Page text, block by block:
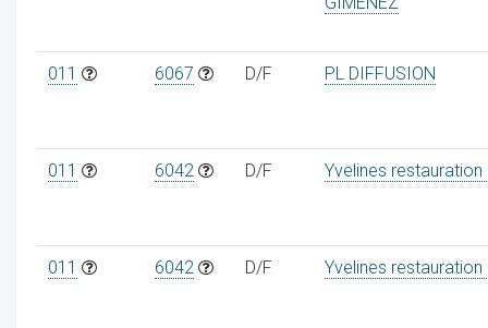
011 6067 D/F PL DIFFUSION
011 6042 D/F Yvelines restauration
011 6042 D/F Yvelines restauration